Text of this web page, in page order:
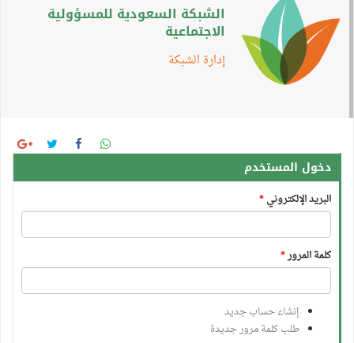
الشبكة السعودية للمسؤولية
الاجتماعية
إدارة الشبكة
دخول المستخدم
البريد الإلكتروني*
كلمة المرور*
إنشاء حساب جديد
طلب كلمة مرور جديدة